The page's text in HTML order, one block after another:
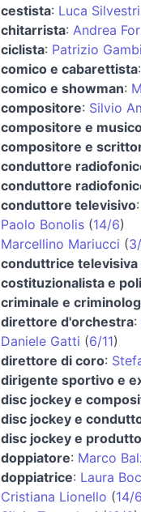
cestista: Luca
chitarrista: Andrea
ciclista: Patrizio
comico e cabarettista:
comico e showman:
compositore: Silvio
compositore e
compositore e
conduttore
conduttore
conduttore televisivo:
Paolo Bonolis(14/6)
Marcellino Mariucci (
conduttrice
costituzionalista e
criminale e
direttore d'orchestra:
Daniele Gatti (6/11)
direttore di coro:
dirigente sportivo e
disc jockey e
disc jockey e
disc jockey e
doppiatore: Marco
doppiatrice: Laura
Cristiana Lionello (14/6